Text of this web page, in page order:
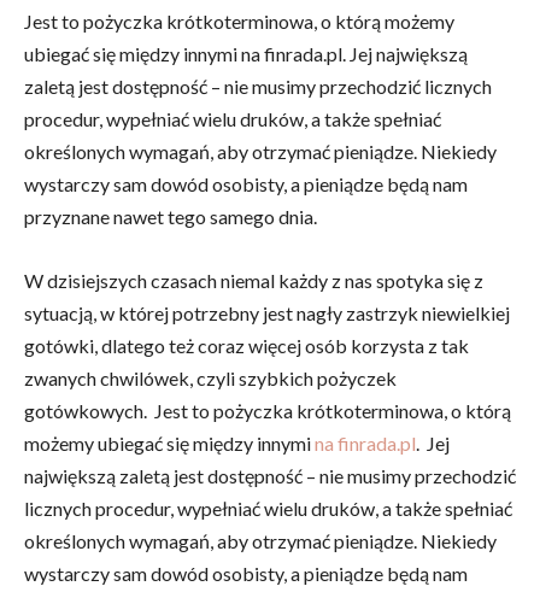
Jest to pożyczka krótkoterminowa, o którą możemy
ubiegać się między innymi na finrada.pl. Jej największą
zaletą jest dostępność – nie musimy przechodzić licznych
procedur, wypełniać wielu druków, a także spełniać
określonych wymagań, aby otrzymać pieniądze. Niekiedy
wystarczy sam dowód osobisty, a pieniądze będą nam
przyznane nawet tego samego dnia.
W dzisiejszych czasach niemal każdy z nas spotyka się z
sytuacją, w której potrzebny jest nagły zastrzyk niewielkiej
gotówki, dlatego też coraz więcej osób korzysta z tak
zwanych chwilówek, czyli szybkich pożyczek
gotówkowych. Jest to pożyczka krótkoterminowa, o którą
możemy ubiegać się między innymina finrada.pl . Jej
największą zaletą jest dostępność – nie musimy przechodzić
licznych procedur, wypełniać wielu druków, a także spełniać
określonych wymagań, aby otrzymać pieniądze. Niekiedy
wystarczy sam dowód osobisty, a pieniądze będą nam